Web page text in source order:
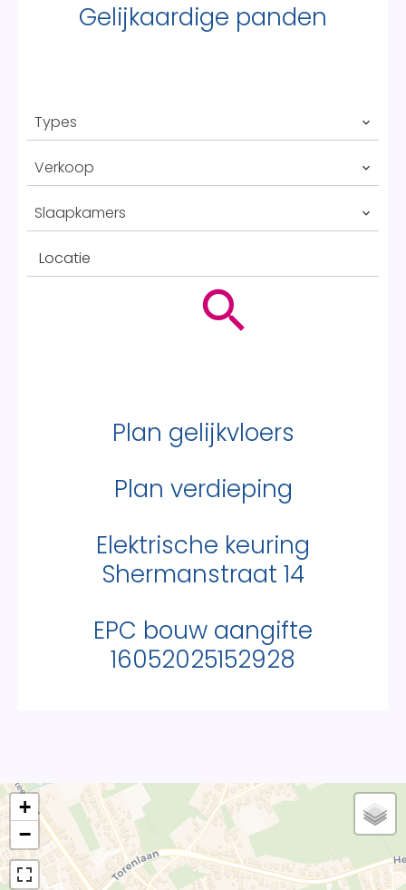
Gelijkaardige panden
Types
Verkoop
Slaapkamers
Locatie
Plan gelijkvloers
Plan verdieping
Elektrische keuring
Shermanstraat 14
EPC bouw aangifte
16052025152928
+
−